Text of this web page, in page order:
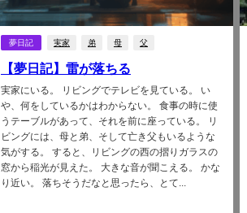
夢日記 実家 弟 母 父
【夢日記】雷が落ちる
実家にいる。 リビングでテレビを見ている。 い
や、何をしているかはわからない。 食事の時に使
うテーブルがあって、それを前に座っている。 リ
ビングには、母と弟、そして亡き父もいるような
気がする。 すると、リビングの西の摺りガラスの
窓から稲光が見えた。 大きな音が聞こえる。 かな
り近い。 落ちそうだなと思ったら、とて...